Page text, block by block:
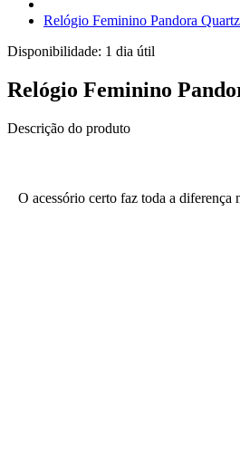
Relógio Feminino Pandora
Disponibilidade: 1 dia útil
Relógio Feminino
Descrição do produto
O acessório certo faz toda a diferença